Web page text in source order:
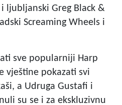
ljubljanski Greg Black &
Screaming Wheels i
sve popularniji Harp
vještine pokazati svi
a Udruga Gustafi i
su se i za ekskluzivnu